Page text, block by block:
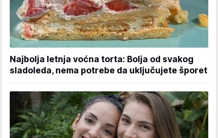
Najbolja letnja voćna torta: Bolja od svakog
sladoleda, nema potrebe da uključujete šporet